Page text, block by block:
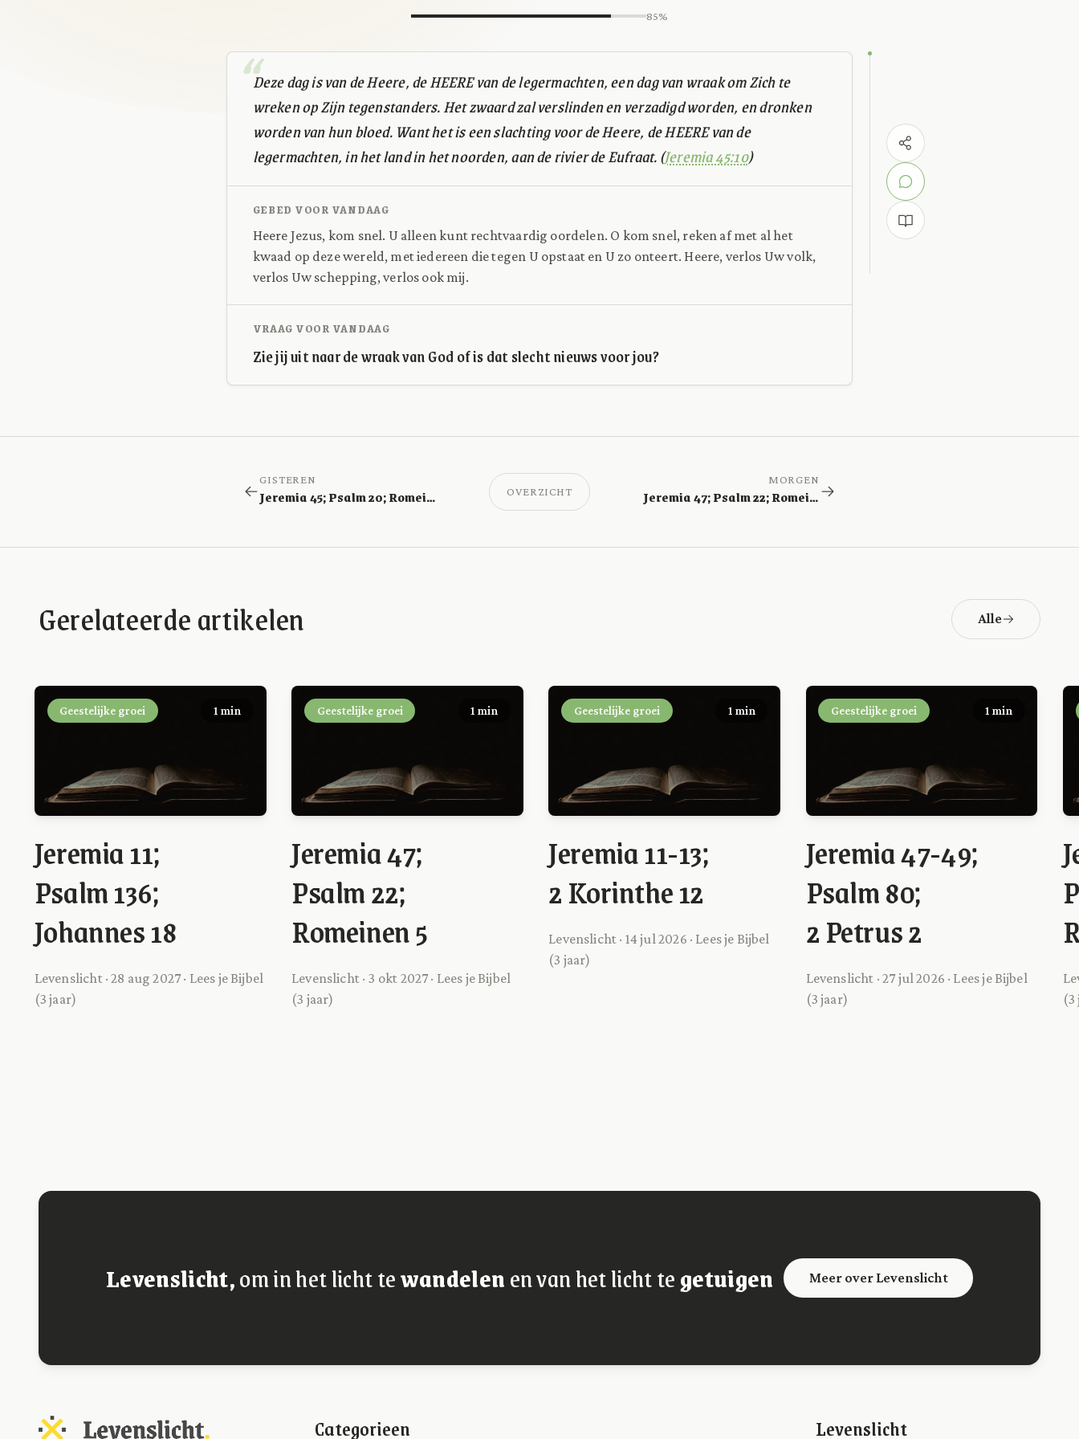
85%
Deze dag is van de Heere, de HEERE van de legermachten, een dag van wraak om Zich te
wreken op Zijn tegenstanders. Het zwaard zal verslinden en verzadigd worden, en dronken
worden van hun bloed. Want het is een slachting voor de Heere, de HEERE van de
legermachten, in het land in het noorden, aan de rivier de Eufraat. (Jeremia 45:10)
GEBED VOOR VANDAAG
Heere Jezus, kom snel. U alleen kunt rechtvaardig oordelen. O kom snel, reken af met al het
kwaad op deze wereld, met iedereen die tegen U opstaat en U zo onteert. Heere, verlos Uw volk,
verlos Uw schepping, verlos ook mij.
VRAAG VOOR VANDAAG
Zie jij uit naar de wraak van God of is dat slecht nieuws voor jou?
GISTEREN
Jeremia 45; Psalm 20; Romeinen 3 OVERZICHT
MORGEN
Jeremia 47; Psalm 22; Romeinen 5
Gerelateerde artikelen Alle
Geestelijke groei 1 min
Jeremia 11;
Psalm 136;
Johannes 18
Levenslicht · 28 aug 2027 · Lees je Bijbel
(3 jaar)
Geestelijke groei 1 min
Jeremia 47;
Psalm 22;
Romeinen 5
Levenslicht · 3 okt 2027 · Lees je Bijbel
(3 jaar)
Geestelijke groei 1 min
Jeremia 11-13;
2 Korinthe 12
Levenslicht · 14 jul 2026 · Lees je Bijbel
(3 jaar)
Geestelijke groei 1 min
Jeremia 47-49;
Psalm 80;
2 Petrus 2
Levenslicht · 27 jul 2026 · Lees je Bijbel
(3 jaar)
(3
Levenslicht,om in het licht tewandelenen van het licht tegetuigen Meer over Levenslicht
Categorieen Levenslicht